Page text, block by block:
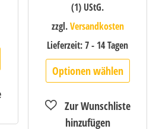
(1) UStG.
zzgl.Versandkosten
Lieferzeit:7 - 14 Tagen
Optionen wählen